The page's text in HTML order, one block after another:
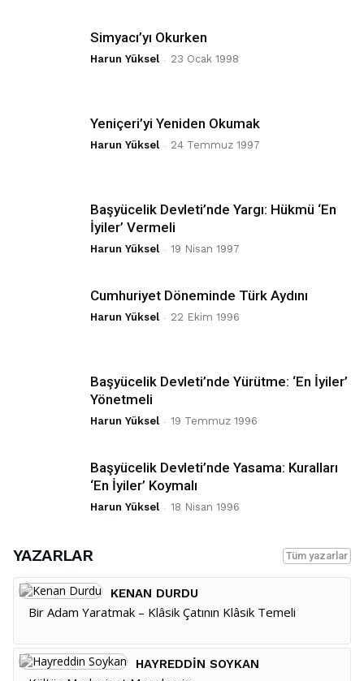
Simyacı’yı Okurken
Harun Yüksel - 23 Ocak 1998
Yeniçeri’yi Yeniden Okumak
Harun Yüksel - 24 Temmuz 1997
Başyücelik Devleti’nde Yargı: Hükmü ‘En
İyiler’ Vermeli
Harun Yüksel - 19 Nisan 1997
Cumhuriyet Döneminde Türk Aydını
Harun Yüksel - 22 Ekim 1996
Başyücelik Devleti’nde Yürütme: ‘En İyiler’
Yönetmeli
Harun Yüksel - 19 Temmuz 1996
Başyücelik Devleti’nde Yasama: Kuralları
‘En İyiler’ Koymalı
Harun Yüksel - 18 Nisan 1996
YAZARLAR Tüm yazarlar
KENAN DURDU
Bir Adam Yaratmak – Klâsik Çatının Klâsik Temeli
HAYREDDIN SOYKAN